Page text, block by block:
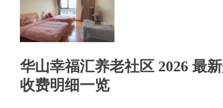
华山幸福汇养老社区 2026 最
收费明细一览